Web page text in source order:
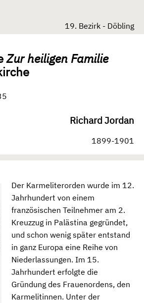
19. Bezirk - Döbling
Zur heiligen Familie
Richard Jordan
1899-1901
Der Karmeliterorden wurde im 12.
Jahrhundert von einem
französischen Teilnehmer am 2.
Kreuzzug in Palästina gegründet,
und schon wenig später entstand
in ganz Europa eine Reihe von
Niederlassungen. Im 15.
Jahrhundert erfolgte die
Gründung des Frauenordens, den
Karmelitinnen. Unter der